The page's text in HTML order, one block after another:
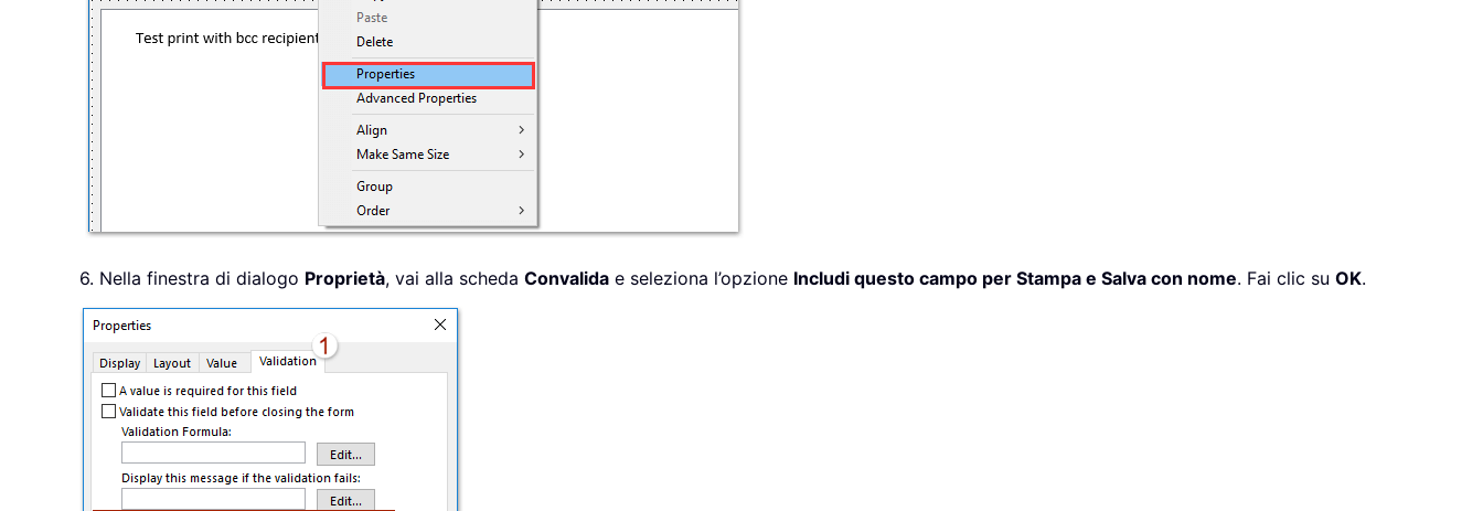
6. Nella finestra di dialogo Proprietà, vai alla scheda Convalida e seleziona l’opzione Includi questo campo per Stampa e Salva con nome. Fai clic su OK.